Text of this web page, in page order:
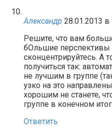
Александр 28.01.2013 в
Решите, что вам
бОльшие
сконцентрируйтесь. А
получиться так:
не лучшим в группе
узко на это
хорошим не станете,
группе в конечном
Ответить